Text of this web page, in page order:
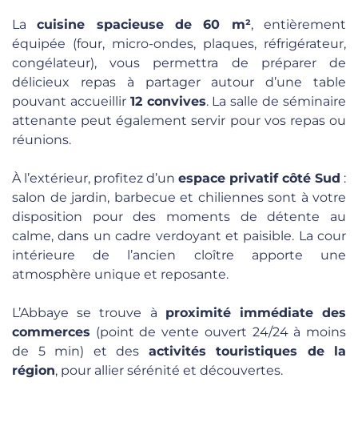
Lacuisine spacieuse de 60 m², entièrement
équipée (four, micro-ondes, plaques, réfrigérateur,
congélateur), vous permettra de préparer de
délicieux repas à partager autour d’une table
pouvant accueillir 12 convives. La salle de séminaire
attenante peut également servir pour vos repas ou
réunions.
À l’extérieur, profitez d’un espace privatif côté Sud :
salon de jardin, barbecue et chiliennes sont à votre
disposition pour des moments de détente au
calme, dans un cadre verdoyant et paisible. La cour
intérieure de l’ancien cloître apporte une
atmosphère unique et reposante.
L’Abbaye se trouve à proximité immédiate des
commerces (point de vente ouvert 24/24 à moins
de 5 min) et des activités touristiques de la
région, pour allier sérénité et découvertes.